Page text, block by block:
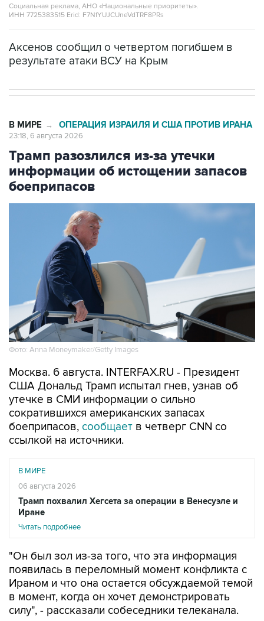
Социальная реклама, АНО «Национальные приоритеты».
ИНН 7725383515 Erid: F7NfYUJCUneVdTRF8PRs
Аксенов сообщил о четвертом погибшем в
результате атаки ВСУ на Крым
В МИРЕ → ОПЕРАЦИЯ ИЗРАИЛЯ И США ПРОТИВ ИРАНА
23:18, 6 августа 2026
Трамп разозлился из-за утечки
информации об истощении запасов
боеприпасов
Фото: Anna Moneymaker/Getty Images
Москва. 6 августа. INTERFAX.RU - Президент
США Дональд Трамп испытал гнев, узнав об
утечке в СМИ информации о сильно
сократившихся американских запасах
боеприпасов, сообщает в четверг CNN со
ссылкой на источники.
В МИРЕ
06 августа 2026
Трамп похвалил Хегсета за операции в Венесуэле и
Иране
Читать подробнее
"Он был зол из-за того, что эта информация
появилась в переломный момент конфликта с
Ираном и что она остается обсуждаемой темой
в момент, когда он хочет демонстрировать
силу", - рассказали собеседники телеканала.